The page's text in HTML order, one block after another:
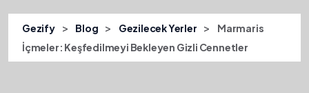
Gezify > Blog > Gezilecek Yerler >
Marmaris
İçmeler: Keşfedilmeyi Bekleyen Gizli Cennetler